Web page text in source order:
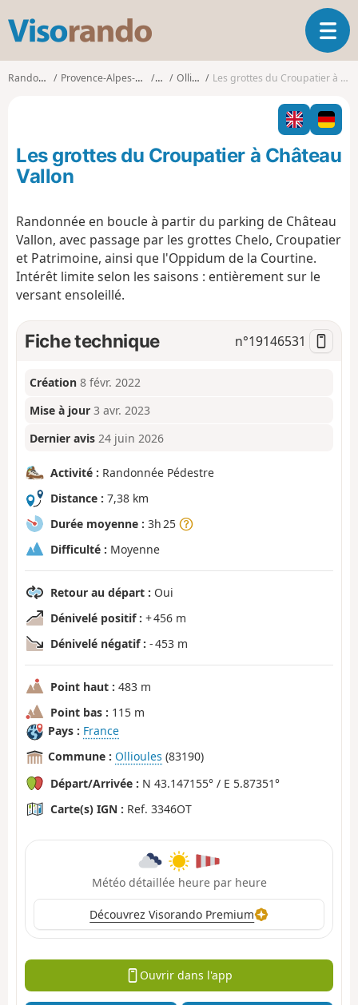
s
o
o
O
u
i
r
l
a
i
g
n
Randonnées Provence-Alpes-Côte d'Azur Var Ollioules Les grottes du Croupatier à Château Vallon
Les grottes du Croupatier à Château
Vallon
Randonnée en boucle à partir du parking de Château
Vallon, avec passage par les grottes Chelo, Croupatier
et Patrimoine, ainsi que l'Oppidum de la Courtine.
Intérêt limite selon les saisons : entièrement sur le
versant ensoleillé.
Fiche technique n°19146531
Création 8 févr. 2022
Mise à jour 3 avr. 2023
Dernier avis 24 juin 2026
Activité : Randonnée Pédestre
Distance : 7,38 km
Durée moyenne : 3h 25
Difficulté : Moyenne
Retour au départ : Oui
Dénivelé positif : + 456 m
Dénivelé négatif : - 453 m
Point haut : 483 m
Point bas : 115 m
Pays : France
Commune : Ollioules (83190)
Départ/Arrivée : N 43.147155° / E 5.87351°
Carte(s) IGN : Ref. 3346OT
Météo détaillée heure par heure
Découvrez Visorando Premium
Ouvrir dans l'app